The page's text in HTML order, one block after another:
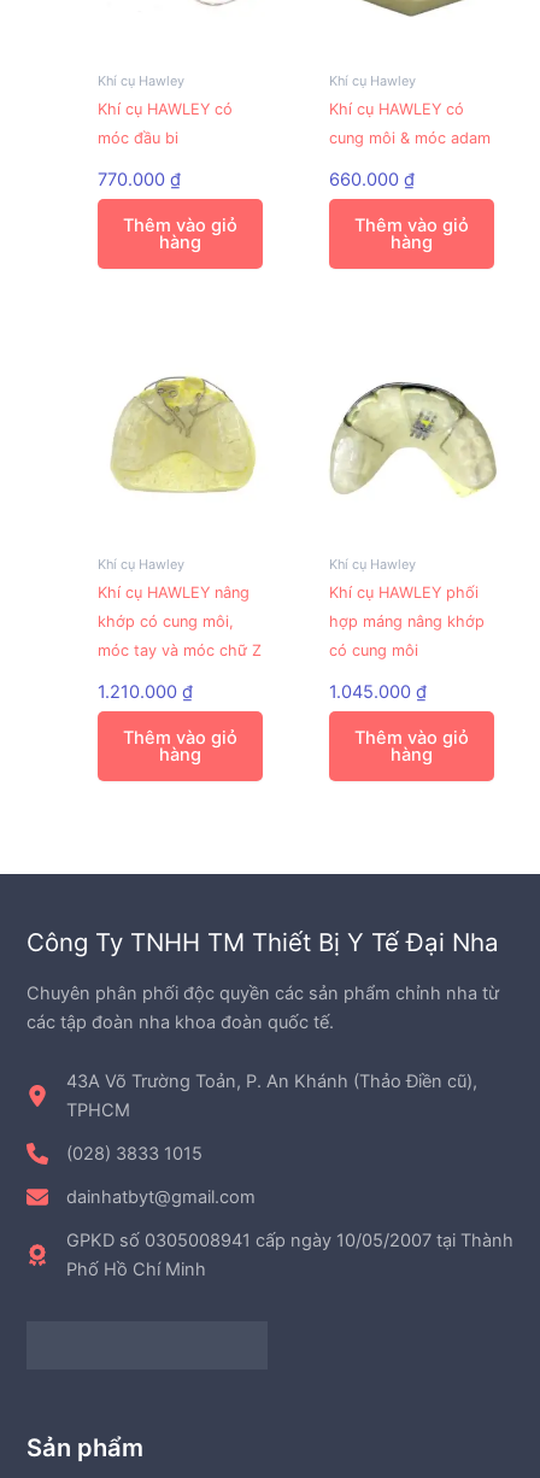
Khí cụ Hawley
Khí cụ HAWLEY có
móc đầu bi
770.000₫
Thêm vào giỏ
hàng
Khí cụ Hawley
Khí cụ HAWLEY có
cung môi & móc adam
660.000₫
Thêm vào giỏ
hàng
Khí cụ Hawley
Khí cụ HAWLEY nâng
khớp có cung môi,
móc tay và móc chữ Z
1.210.000₫
Thêm vào giỏ
hàng
Khí cụ Hawley
Khí cụ HAWLEY phối
hợp máng nâng khớp
có cung môi
1.045.000₫
Thêm vào giỏ
hàng
Công Ty TNHH TM Thiết Bị Y Tế Đại Nha
Chuyên phân phối độc quyền các sản phẩm chỉnh nha từ
các tập đoàn nha khoa đoàn quốc tế.
43A Võ Trường Toản, P. An Khánh (Thảo Điền cũ),
TPHCM
(028) 3833 1015
dainhatbyt@gmail.com
GPKD số 0305008941 cấp ngày 10/05/2007 tại Thành
Phố Hồ Chí Minh
Sản phẩm